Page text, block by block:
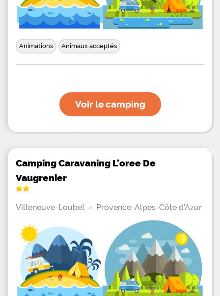
Animations Animaux acceptés
Voir le camping
Camping Caravaning L'oree De
Vaugrenier
Villeneuve-Loubet - Provence-Alpes-Côte d'Azur